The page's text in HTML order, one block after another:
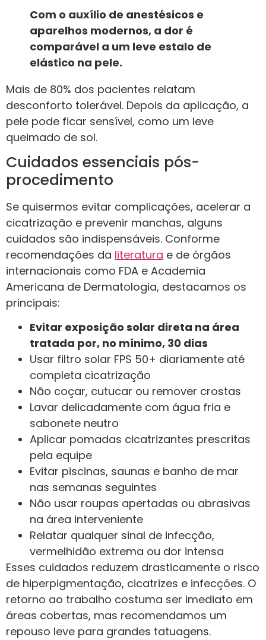
Com o auxílio de anestésicos e
aparelhos modernos, a dor é
comparável a um leve estalo de
elástico na pele.
Mais de 80% dos pacientes relatam
desconforto tolerável. Depois da aplicação, a
pele pode ficar sensível, como um leve
queimado de sol.
Cuidados essenciais pós-
procedimento
Se quisermos evitar complicações, acelerar a
cicatrização e prevenir manchas, alguns
cuidados são indispensáveis. Conforme
recomendações da literatura e de órgãos
internacionais como FDA e Academia
Americana de Dermatologia, destacamos os
principais:
Evitar exposição solar direta na área
tratada por, no mínimo, 30 dias
Usar filtro solar FPS 50+ diariamente até
completa cicatrização
Não coçar, cutucar ou remover crostas
Lavar delicadamente com água fria e
sabonete neutro
Aplicar pomadas cicatrizantes prescritas
pela equipe
Evitar piscinas, saunas e banho de mar
nas semanas seguintes
Não usar roupas apertadas ou abrasivas
na área interveniente
Relatar qualquer sinal de infecção,
vermelhidão extrema ou dor intensa
Esses cuidados reduzem drasticamente o risco
de hiperpigmentação, cicatrizes e infecções. O
retorno ao trabalho costuma ser imediato em
áreas cobertas, mas recomendamos um
repouso leve para grandes tatuagens.